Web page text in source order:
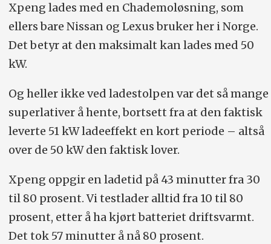
Xpeng lades med en Chademoløsning, som
ellers bare Nissan og Lexus bruker her i Norge.
Det betyr at den maksimalt kan lades med 50
kW.
Og heller ikke ved ladestolpen var det så mange
superlativer å hente, bortsett fra at den faktisk
leverte 51 kW ladeeffekt en kort periode – altså
over de 50 kW den faktisk lover.
Xpeng oppgir en ladetid på 43 minutter fra 30
til 80 prosent. Vi testlader alltid fra 10 til 80
prosent, etter å ha kjørt batteriet driftsvarmt.
Det tok 57 minutter å nå 80 prosent.